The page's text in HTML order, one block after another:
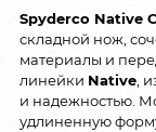
Spyderco Native
складной нож,
материалы и
линейки Native ,
и надежностью.
удлиненную